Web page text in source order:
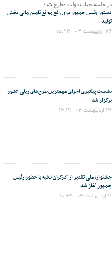
در جلسه هیات دولت مطرح شد؛
دستور رئیس جمهور برای رفع موانع تامین مالی بخش
تولید
۲۶ اردیبهشت ۰۳ - ۱۵:۴۳
نشست پیگیری اجرای مهمترین طرح‌های ریلی کشور
برگزار شد
۱۳ اردیبهشت ۰۳ - ۱۳:۱۹
جشنواره ملی تقدیر از کارگران نخبه با حضور رئیس
جمهور آغاز شد
۱۱ اردیبهشت ۰۳ - ۱۰:۳۹